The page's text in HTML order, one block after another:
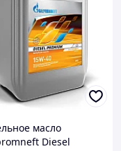
масло
Diesel